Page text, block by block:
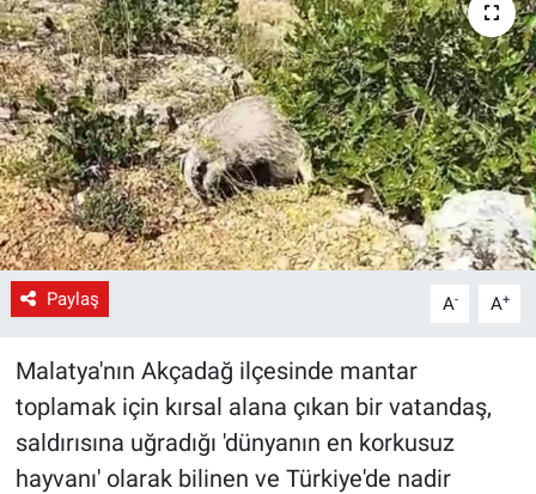
Paylaş A- A+
Malatya'nın Akçadağ ilçesinde mantar
toplamak için kırsal alana çıkan bir vatandaş,
saldırısına uğradığı 'dünyanın en korkusuz
hayvanı' olarak bilinen ve Türkiye'de nadir
Resmi İlanlar
Sağlık
Siyaset
Spor
Yerel